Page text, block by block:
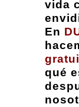
vida
En
qué